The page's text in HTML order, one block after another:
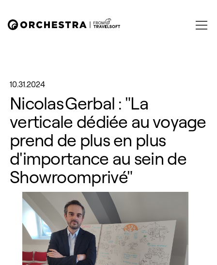
10.31.2024
Nicolas Gerbal : "La
verticale dédiée au voyage
prend de plus en plus
d'importance au sein de
Showroomprivé"